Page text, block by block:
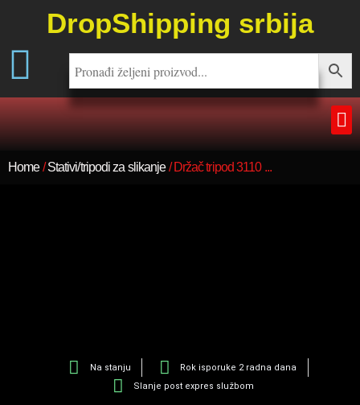
DropShipping srbija
Home/Stativi/tripodi za slikanje/ Držač tripod 3110 ...
Na stanju
Rok isporuke 2 radna dana
Slanje post expres službom